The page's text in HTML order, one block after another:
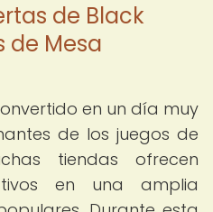
de Black
de Mesa
en un día muy
de los juegos de
tiendas ofrecen
en una amplia